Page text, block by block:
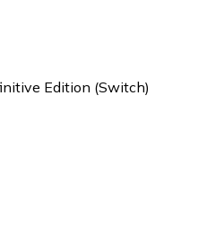
Edition (Switch)